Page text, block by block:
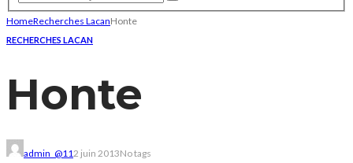
HomeRecherches LacanHonte
RECHERCHES LACAN
Honte
admin_@11 2 juin 2013No tags